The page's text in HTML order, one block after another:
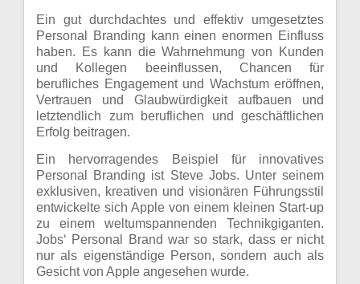
Ein gut durchdachtes und effektiv umgesetztes
Personal Branding kann einen enormen Einfluss
haben. Es kann die Wahrnehmung von Kunden
und Kollegen beeinflussen, Chancen für
berufliches Engagement und Wachstum eröffnen,
Vertrauen und Glaubwürdigkeit aufbauen und
letztendlich zum beruflichen und geschäftlichen
Erfolg beitragen.
Ein hervorragendes Beispiel für innovatives
Personal Branding ist Steve Jobs. Unter seinem
exklusiven, kreativen und visionären Führungsstil
entwickelte sich Apple von einem kleinen Start-up
zu einem weltumspannenden Technikgiganten.
Jobs‘ Personal Brand war so stark, dass er nicht
nur als eigenständige Person, sondern auch als
Gesicht von Apple angesehen wurde.